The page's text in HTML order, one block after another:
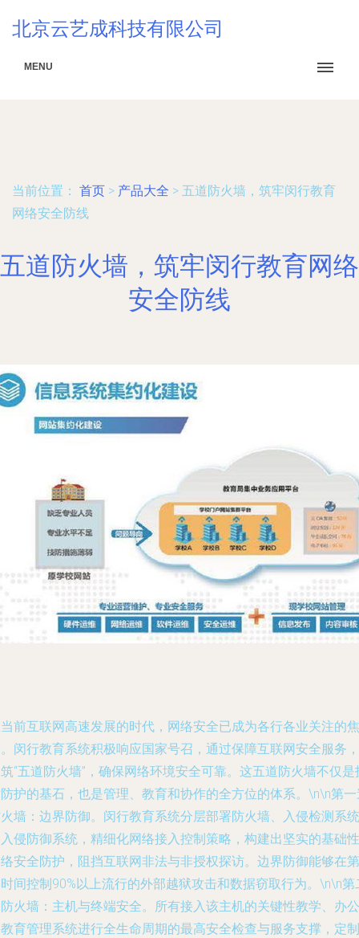
北京云艺成科技有限公司
MENU
当前位置： 首页 > 产品大全 > 五道防火墙，筑牢闵行教育
网络安全防线
五道防火墙，筑牢闵行教育网络
安全防线
前互联网高速发展的时代，网络安全已成为各行各业关注的焦
闵行教育系统积极响应国家号召，通过保障互联网安全服务，
“五道防火墙”，确保网络环境安全可靠。这五道防火墙不仅是
护的基石，也是管理、教育和协作的全方位的体系。\n\n第
墙：边界防御。闵行教育系统分层部署防火墙、入侵检测系统
侵防御系统，精细化网络接入控制策略，构建出坚实的基础性
安全防护，阻挡互联网非法与非授权探访。边界防御能够在第
间控制90%以上流行的外部越狱攻击和数据窃取行为。\n\n第
火墙：主机与终端安全。所有接入该主机的关键性教学、办公
育管理系统进行全生命周期的最高安全检查与服务支撑，定制